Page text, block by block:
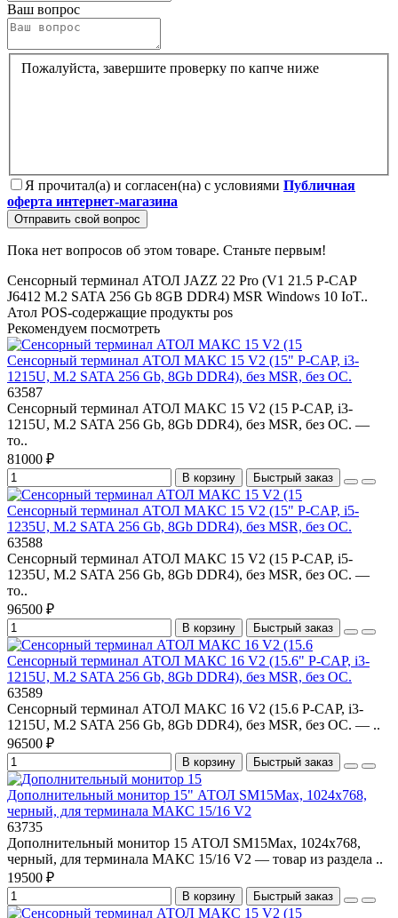
Ваш вопрос
Пожалуйста, завершите проверку по капче ниже
Я прочитал(а) и согласен(на) с условиями Публичная
оферта интернет-магазина
Отправить свой вопрос
Пока нет вопросов об этом товаре. Станьте первым!
Сенсорный терминал АТОЛ JAZZ 22 Pro (V1 21.5 P-CAP
J6412 M.2 SATA 256 Gb 8GB DDR4) MSR Windows 10 IoT..
Атол POS-содержащие продукты pos
Рекомендуем посмотреть
Сенсорный терминал АТОЛ МАКС 15 V2 (15" P-CAP, i3-
1215U, M.2 SATA 256 Gb, 8Gb DDR4), без MSR, без ОС.
63587
Сенсорный терминал АТОЛ МАКС 15 V2 (15 P-CAP, i3-
1215U, M.2 SATA 256 Gb, 8Gb DDR4), без MSR, без ОС. —
то..
81000 ₽
В корзину Быстрый заказ
Сенсорный терминал АТОЛ МАКС 15 V2 (15" P-CAP, i5-
1235U, M.2 SATA 256 Gb, 8Gb DDR4), без MSR, без ОС.
63588
Сенсорный терминал АТОЛ МАКС 15 V2 (15 P-CAP, i5-
1235U, M.2 SATA 256 Gb, 8Gb DDR4), без MSR, без ОС. —
то..
96500 ₽
В корзину Быстрый заказ
Сенсорный терминал АТОЛ МАКС 16 V2 (15.6" P-CAP, i3-
1215U, M.2 SATA 256 Gb, 8Gb DDR4), без MSR, без ОС.
63589
Сенсорный терминал АТОЛ МАКС 16 V2 (15.6 P-CAP, i3-
1215U, M.2 SATA 256 Gb, 8Gb DDR4), без MSR, без ОС. — ..
96500 ₽
В корзину Быстрый заказ
Дополнительный монитор 15" АТОЛ SM15Max, 1024х768,
черный, для терминала МАКС 15/16 V2
63735
Дополнительный монитор 15 АТОЛ SM15Max, 1024х768,
черный, для терминала МАКС 15/16 V2 — товар из раздела ..
19500 ₽
В корзину Быстрый заказ